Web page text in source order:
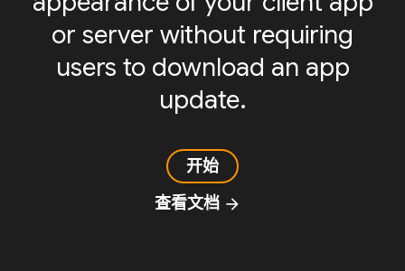
or server without requiring
users to download an app
update.
开始
查看文档 arrow_forward